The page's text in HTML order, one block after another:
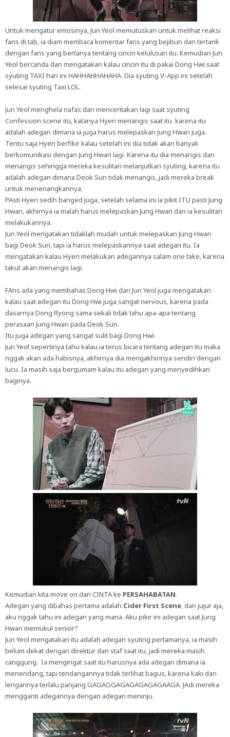
Untuk mengatur emosinya, Jun Yeol memutuskan untuk melihat reaksi
fans di tab, ia diam membaca komentar fans yang bejibun dan tertarik
dengan fans yang bertanya tentang cincin kelulusan itu. Kemudian Jun
Yeol bercanda dan mengatakan kalau cincin itu di pakai Dong Hwi saat
syuting TAXI hari ini HAHHAHHAHAHA. Dia syuting V-App ini setelah
selesai syuting Taxi LOL.
Jun Yeol menghela nafas dan menceritakan lagi saat syuting
Confession scene itu, katanya Hyeri menangis saat itu. karena itu
adalah adegan dimana ia juga harus melepaskan Jung Hwan juga.
Tentu saja Hyeri berfikir kalau setelah ini dia tidak akan banyak
berkomunikasi dengan Jung Hwan lagi. Karena itu dia menangis dan
menangis sehingga mereka kesulitan melanjutkan syuting, karena itu
adalah adegan dimana Deok Sun tidak menangis, jadi mereka break
untuk menenangkannya.
PAsti Hyeri sedih banged juga, setelah selama ini ia pikit ITU pasti Jung
Hwan, akhirnya ia malah harus melepaskan Jung Hwan dan ia kesulitan
melakukannya.
Jun Yeol mengatakan tidaklah mudah untuk melepaskan Jung Hwan
bagi Deok Sun, tapi ia harus melepaskannya saat adegan itu. Ia
mengatakan kalau Hyeri melakukan adegannya salam one take, karena
takut akan menangis lagi.
FAns ada yang membahas Dong Hwi dan Jun Yeol juga mengatakan
kalau saat adegan itu Dong Hwi juga sangat nervous, karena pada
dasarnya Dong Ryong sama sekali tidak tahu apa-apa tentang
perasaan Jung Hwan pada Deok Sun.
Itu juga adegan yang sangat sulit bagi Dong Hwi.
Jun Yeol sepertinya tahu kalau ia terus bicara tentang adegan itu maka
nggak akan ada habisnya, akhirnya dia mengakhirinya sendiri dengan
lucu. Ia masih saja bergumam kalau itu adegan yang menyedihkan
baginya.
Kemudian kita move on dari CINTA ke PERSAHABATAN.
Adegan yang dibahas pertama adalah Cider First Scene, dan jujur aja,
aku nggak tahu ini adegan yang mana. Aku pikir ini adegan saat Jung
Hwan memukul senior?
Jun Yeol mengatakan itu adalah adegan syuting pertamanya, ia masih
belum dekat dengan direktur dan staf saat itu, jadi mereka masih
canggung. Ia mengingat saat itu harusnya ada adegan dimana ia
menendang, tapi tendangannya tidak terlihat bagus, karena kaki dan
lengannya terlalu panjang GAGAGGAGAGAGAGAGAAGA. JAdi mereka
mengganti adegannya dengan adegan meninju.